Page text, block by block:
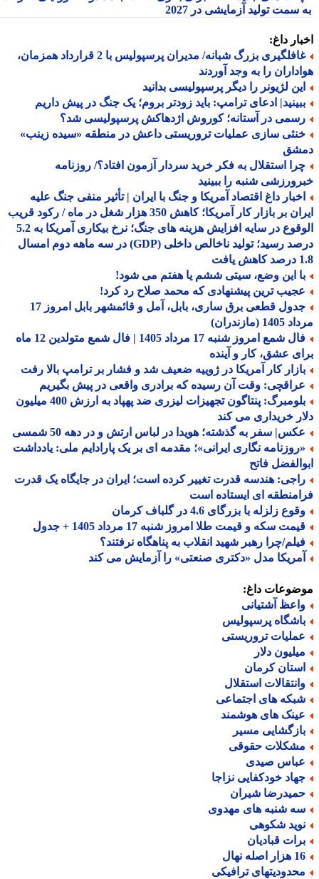
سمت تولید آزمایشی در 2027
داغ:
غافلگیری بزرگ شبانه/ مدیران پرسپولیس با 2 قرارداد همزمان،
را به وجد آوردند
لژیونر را دیگر پرسپولیسی بدانید
ادعای ترامپ: باید زودتر بروم؛ یک جنگ در پیش داریم
در آستانه؛ کوروش اژدهاکش پرسپولیسی شد؟
سازی عملیات تروریستی داعش در منطقه «سیده زینب»
استقلال به فکر خرید سردار آزمون افتاد؟/ روزنامه
شنبه را ببینید
داغ اقتصاد آمریکا و جنگ با ایران | تأثیر منفی جنگ علیه
ایران بر بازار کار آمریکا؛ کاهش 350 هزار شغل در ماه / رکود قریب
الوقوع در سایه افزایش هزینه های جنگ؛ نرخ بیکاری آمریکا به 5.2
درصد رسید؛ تولید ناخالص داخلی (GDP) در سه ماهه دوم امسال
این وضع، سیتی ششم یا هفتم می شود!
ترین پیشنهادی که محمد صلاح رد کرد!
جدول قطعی برق ساری، بابل، آمل و قائمشهر بابل امروز 17
(مازندران)
فال شمع امروز شنبه 17 مرداد 1405 | فال شمع متولدین 12 ماه
عشق، کار و آینده
کار آمریکا در ژوییه ضعیف شد و فشار بر ترامپ بالا رفت
وقت آن رسیده که برادری واقعی در پیش بگیریم
بلومبرگ: پنتاگون تجهیزات لیزری ضد پهپاد به ارزش 400 میلیون
خریداری می کند
سفر به گذشته؛ هویدا در لباس ارتش و در دهه 50 شمسی
نگاری ایرانی»؛ مقدمه ای بر یک پارادایم ملی: یادداشت
فاتح
هندسه قدرت تغییر کرده است؛ ایران در جایگاه یک قدرت
ای ایستاده است
زلزله با بزرگای 4.6 در گلباف کرمان
سکه و قیمت طلا امروز شنبه 17 مرداد 1405 + جدول
چرا رهبر شهید انقلاب به پناهگاه نرفتند؟
مدل «دکتری صنعتی» را آزمایش می کند
داغ:
آشتیانی
پرسپولیس
تروریستی
دلار
کرمان
استقلال
های اجتماعی
های هوشمند
مسیر
حقوقی
صیدی
خودکفایی نزاجا
شیران
شنبه های مهدوی
شکوهی
قبادیان
نهال
ترافیکی